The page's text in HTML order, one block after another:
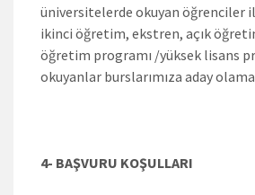
üniversitelerde okuyan öğrenciler
ikinci öğretim, ekstren, açık
öğretim programı /yüksek lisans
okuyanlar burslarımıza aday
4- BAŞVURU KOŞULLARI